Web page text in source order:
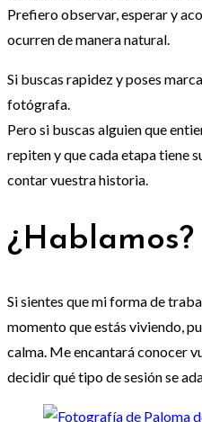
Prefiero observar, esperar y
ocurren de manera natural.
Si buscas rapidez y poses
fotógrafa.
Pero si buscas alguien que
repiten y que cada etapa tiene
contar vuestra historia.
¿Hablamos?
Si sientes que mi forma de
momento que estás viviendo,
calma. Me encantará conocer
decidir qué tipo de sesión se